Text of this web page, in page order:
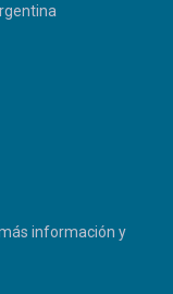
información y